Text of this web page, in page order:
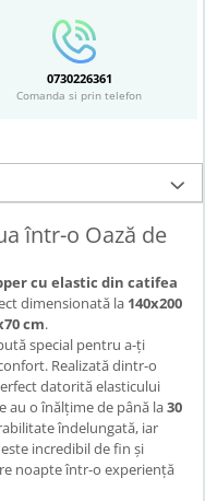
0730226361
Comanda si prin telefon
într-o Oază de
cu elastic din catifea
dimensionată la 140x200
cm.
special pentru a-ți
Realizată dintr-o
datorită elasticului
au o înălțime de până la30
îndelungată, iar
incredibil de fin și
noapte într-o experiență